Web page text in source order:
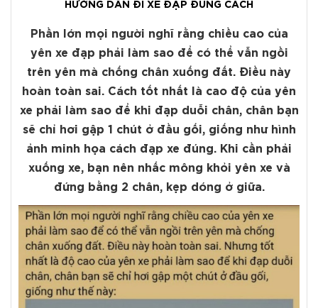
HƯỚNG DẪN ĐI XE ĐẠP ĐÚNG CÁCH
Phần lớn mọi người nghĩ rằng chiều cao của
yên xe đạp phải làm sao để có thể vẫn ngồi
trên yên mà chống chân xuống đất. Điều này
hoàn toàn sai. Cách tốt nhất là cao độ của yên
xe phải làm sao để khi đạp duỗi chân, chân bạn
sẽ chỉ hơi gập 1 chút ở đầu gối, giống như hình
ảnh minh họa cách đạp xe đúng. Khi cần phải
xuống xe, bạn nên nhấc mông khỏi yên xe và
đứng bằng 2 chân, kẹp dóng ở giữa.